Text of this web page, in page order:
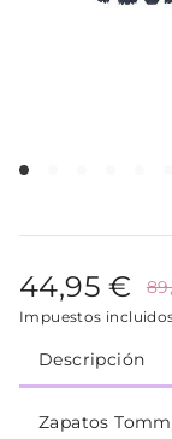
44,95 €
Impuestos
Descripción
Zapatos